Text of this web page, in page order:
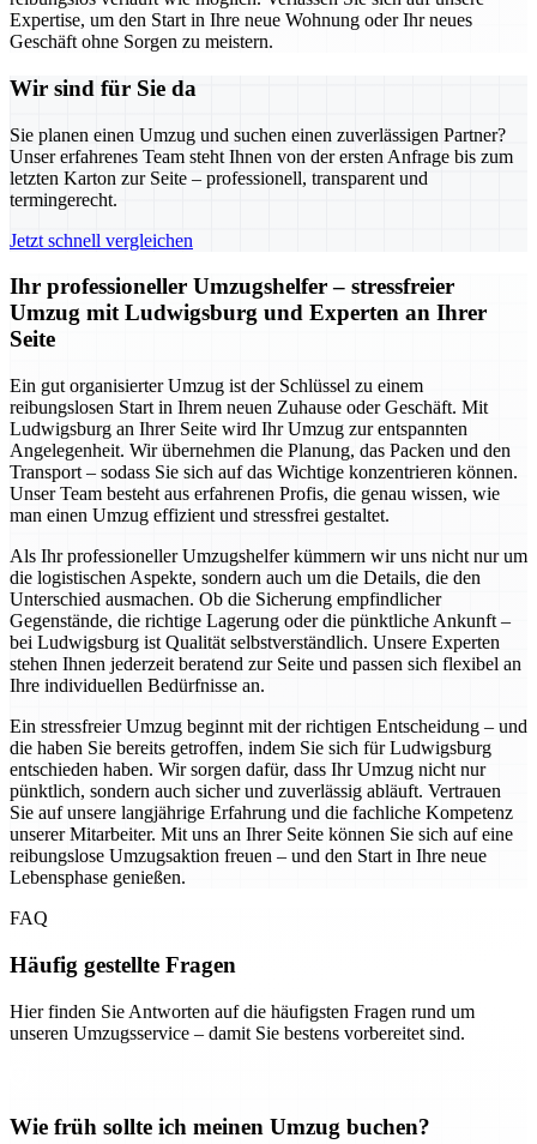
Expertise, um den Start in Ihre neue Wohnung oder Ihr neues
Geschäft ohne Sorgen zu meistern.
Wir sind für Sie da
Sie planen einen Umzug und suchen einen zuverlässigen Partner?
Unser erfahrenes Team steht Ihnen von der ersten Anfrage bis zum
letzten Karton zur Seite – professionell, transparent und
termingerecht.
Jetzt schnell vergleichen
Ihr professioneller Umzugshelfer – stressfreier
Umzug mit Ludwigsburg und Experten an Ihrer
Seite
Ein gut organisierter Umzug ist der Schlüssel zu einem
reibungslosen Start in Ihrem neuen Zuhause oder Geschäft. Mit
Ludwigsburg an Ihrer Seite wird Ihr Umzug zur entspannten
Angelegenheit. Wir übernehmen die Planung, das Packen und den
Transport – sodass Sie sich auf das Wichtige konzentrieren können.
Unser Team besteht aus erfahrenen Profis, die genau wissen, wie
man einen Umzug effizient und stressfrei gestaltet.
Als Ihr professioneller Umzugshelfer kümmern wir uns nicht nur um
die logistischen Aspekte, sondern auch um die Details, die den
Unterschied ausmachen. Ob die Sicherung empfindlicher
Gegenstände, die richtige Lagerung oder die pünktliche Ankunft –
bei Ludwigsburg ist Qualität selbstverständlich. Unsere Experten
stehen Ihnen jederzeit beratend zur Seite und passen sich flexibel an
Ihre individuellen Bedürfnisse an.
Ein stressfreier Umzug beginnt mit der richtigen Entscheidung – und
die haben Sie bereits getroffen, indem Sie sich für Ludwigsburg
entschieden haben. Wir sorgen dafür, dass Ihr Umzug nicht nur
pünktlich, sondern auch sicher und zuverlässig abläuft. Vertrauen
Sie auf unsere langjährige Erfahrung und die fachliche Kompetenz
unserer Mitarbeiter. Mit uns an Ihrer Seite können Sie sich auf eine
reibungslose Umzugsaktion freuen – und den Start in Ihre neue
Lebensphase genießen.
FAQ
Häufig gestellte Fragen
Hier finden Sie Antworten auf die häufigsten Fragen rund um
unseren Umzugsservice – damit Sie bestens vorbereitet sind.
Wie früh sollte ich meinen Umzug buchen?